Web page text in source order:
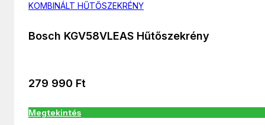
KOMBINÁLT HŰTŐSZEKRÉNY
Bosch KGV58VLEAS Hűtőszekrény
279 990 Ft
Megtekintés